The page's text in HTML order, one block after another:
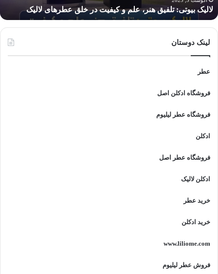
عطرهای
لالیک
لالیک بیوتی: تلفیق هنر، علم و کیفیت در خلق عطرهای لالیک
لینک دوستان
عطر
فروشگاه ادکلن اصل
فروشگاه عطر لیلیوم
ادکلن
فروشگاه عطر اصل
ادکلن لالیک
خرید عطر
خرید ادکلن
www.liliome.com
فروش عطر لیلیوم